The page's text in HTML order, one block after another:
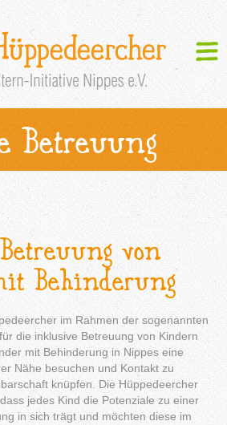
Betreuung
von
Behinderung
im Rahmen der sogenannten
die inklusive Betreuung von Kindern
mit Behinderung in Nippes eine
Nähe besuchen und Kontakt zu
knüpfen. Die Hüppedeercher
jedes Kind die Potenziale zu einer
in sich trägt und möchten diese im